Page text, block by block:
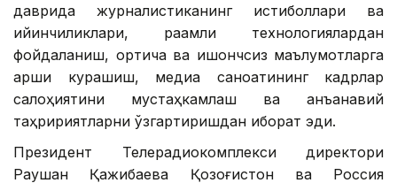
даврида журналистиканинг истиқболлари ва
қийинчиликлари, рақамли технологиялардан
фойдаланиш, ортиқча ва ишончсиз маълумотларга
қарши курашиш, медиа саноатининг кадрлар
салоҳиятини мустаҳкамлаш ва анъанавий
таҳририятларни ўзгартиришдан иборат эди.
Президент Телерадиокомплекси директори
Раушан Қажибаева Қозоғистон ва Россия